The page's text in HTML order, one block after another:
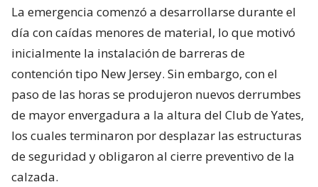
La emergencia comenzó a desarrollarse durante el
día con caídas menores de material, lo que motivó
inicialmente la instalación de barreras de
contención tipo New Jersey. Sin embargo, con el
paso de las horas se produjeron nuevos derrumbes
de mayor envergadura a la altura del Club de Yates,
los cuales terminaron por desplazar las estructuras
de seguridad y obligaron al cierre preventivo de la
calzada.